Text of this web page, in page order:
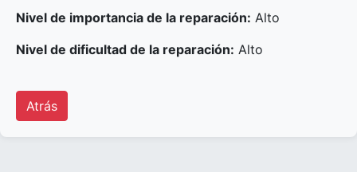
Nivel de importancia de la reparación: Alto
Nivel de dificultad de la reparación: Alto
Atrás